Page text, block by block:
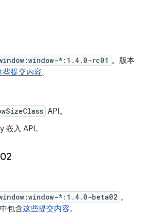
*:1.4.0-rc01 。版本
些提交内容。
API。
入 API。
*:1.4.0-beta02 。
包含这些提交内容。